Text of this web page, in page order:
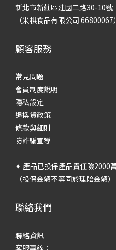
新北市新莊區建國二路30-10號
（米棋食品有限公司 66800067）
顧客服務
常見問題
會員制度說明
隱私設定
退換貨政策
條款與細則
防詐騙宣導
✦ 產品已投保產品責任險2000
（投保金額不等同於理賠金額）
聯絡我們
聯絡資訊
客服專線：